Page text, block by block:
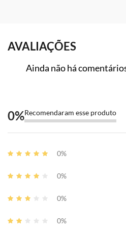
AVALIAÇÕES
Ainda não há
0%Recomendaram esse produto
0%
0%
0%
0%